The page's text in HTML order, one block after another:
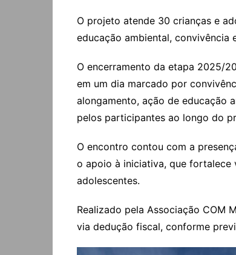
O projeto atende 30 crianças e
educação ambiental, convivência
O encerramento da etapa 2025/
em um dia marcado por
alongamento, ação de educação
pelos participantes ao longo do
O encontro contou com a
o apoio à iniciativa, que fortalece
adolescentes.
Realizado pela Associação COM
via dedução fiscal, conforme